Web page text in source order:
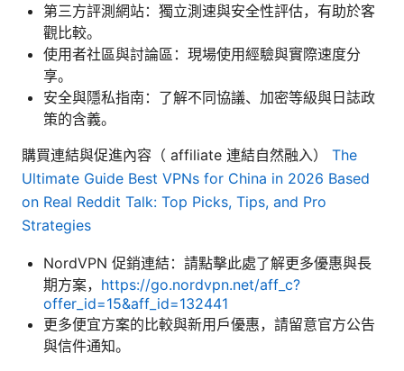
第三方評測網站：獨立測速與安全性評估，有助於客
觀比較。
使用者社區與討論區：現場使用經驗與實際速度分
享。
安全與隱私指南：了解不同協議、加密等級與日誌政
策的含義。
購買連結與促進內容（ affiliate 連結自然融入） The
Ultimate Guide Best VPNs for China in 2026 Based
on Real Reddit Talk: Top Picks, Tips, and Pro
Strategies
NordVPN 促銷連結：請點擊此處了解更多優惠與長
期方案， https://go.nordvpn.net/aff_c?
offer_id=15&aff_id=132441
更多便宜方案的比較與新用戶優惠，請留意官方公告
與信件通知。